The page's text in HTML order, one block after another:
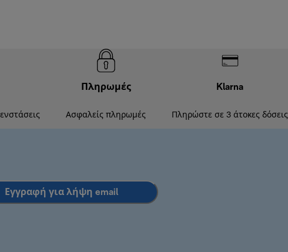
Πληρωμές
Ασφαλείς πληρωμές
Klarna
Πληρώστε σε 3 άτοκες δόσεις
Εγγραφή για λήψη email